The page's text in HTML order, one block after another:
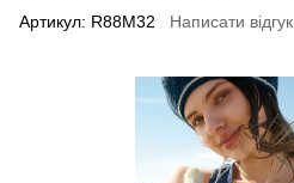
Артикул: R88M32 Написати відгук